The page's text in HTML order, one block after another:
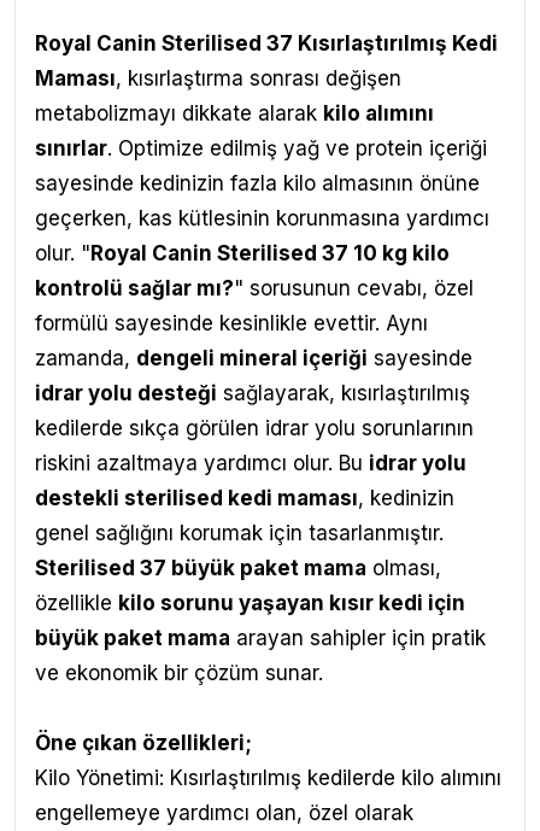
Royal Canin Sterilised 37 Kısırlaştırılmış Kedi
Maması, kısırlaştırma sonrası değişen
metabolizmayı dikkate alarak kilo alımını
sınırlar. Optimize edilmiş yağ ve protein içeriği
sayesinde kedinizin fazla kilo almasının önüne
geçerken, kas kütlesinin korunmasına yardımcı
olur. "Royal Canin Sterilised 37 10 kg kilo
kontrolü sağlar mı?" sorusunun cevabı, özel
formülü sayesinde kesinlikle evettir. Aynı
zamanda, dengeli mineral içeriği sayesinde
idrar yolu desteği sağlayarak, kısırlaştırılmış
kedilerde sıkça görülen idrar yolu sorunlarının
riskini azaltmaya yardımcı olur. Bu idrar yolu
destekli sterilised kedi maması, kedinizin
genel sağlığını korumak için tasarlanmıştır.
Sterilised 37 büyük paket mama olması,
özellikle kilo sorunu yaşayan kısır kedi için
büyük paket mama arayan sahipler için pratik
ve ekonomik bir çözüm sunar.
Öne çıkan özellikleri;
Kilo Yönetimi: Kısırlaştırılmış kedilerde kilo alımını
engellemeye yardımcı olan, özel olarak